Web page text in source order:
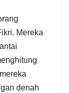
Mereka
denah